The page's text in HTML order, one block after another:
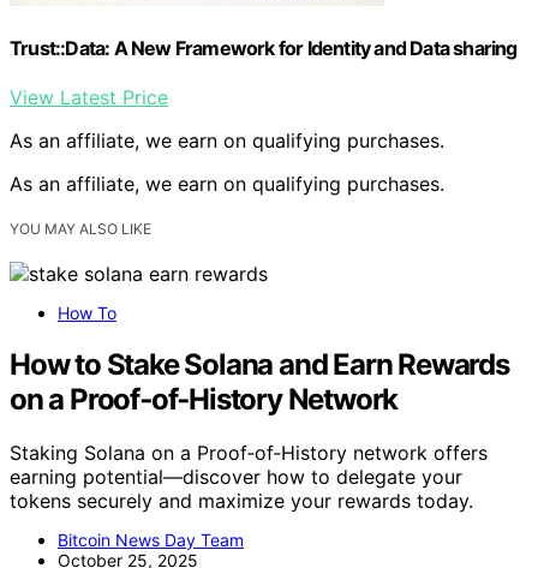
Trust::Data: A New Framework for Identity and Data sharing
View Latest Price
As an affiliate, we earn on qualifying purchases.
As an affiliate, we earn on qualifying purchases.
YOU MAY ALSO LIKE
How To
How to Stake Solana and Earn Rewards
on a Proof‑of‑History Network
Staking Solana on a Proof‑of‑History network offers
earning potential—discover how to delegate your
tokens securely and maximize your rewards today.
Bitcoin News Day Team
October 25, 2025